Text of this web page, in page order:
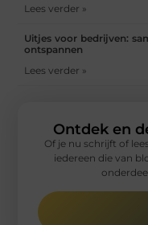
Lees verder »
Uitjes voor bedrijven:
ontspannen
Lees verder »
Ontdek en
Of je nu schrijft of
iedereen die van